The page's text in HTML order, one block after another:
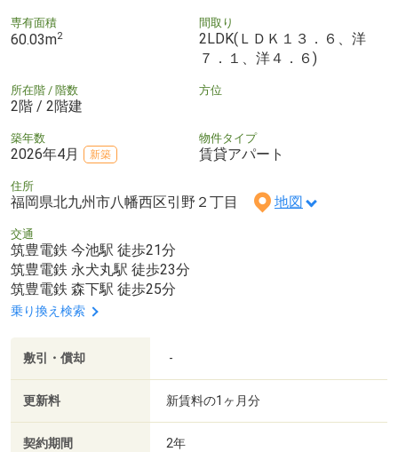
専有面積
60.03m2
間取り
2LDK(ＬＤＫ１３．６、洋
７．１、洋４．６)
所在階 / 階数
2階 / 2階建
方位
築年数
2026年4月 新築
物件タイプ
賃貸アパート
住所
福岡県北九州市八幡西区引野２丁目 地図
交通
筑豊電鉄 今池駅 徒歩21分
筑豊電鉄 永犬丸駅 徒歩23分
筑豊電鉄 森下駅 徒歩25分
乗り換え検索
敷引・償却 -
更新料 新賃料の1ヶ月分
契約期間 2年